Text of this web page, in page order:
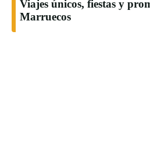
Viajes únicos, fiestas y
Marruecos